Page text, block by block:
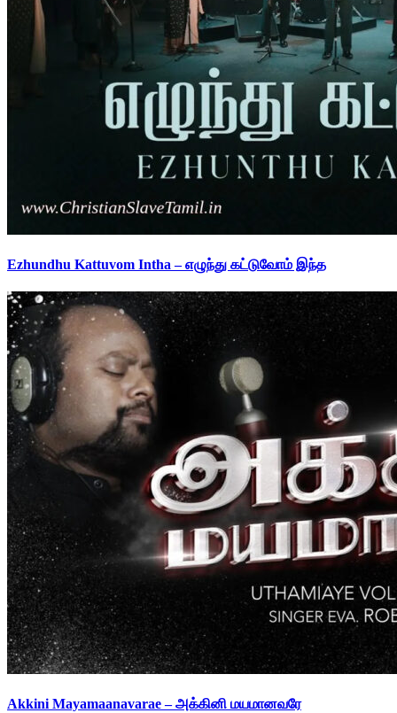
Ezhundhu Kattuvom Intha – எழுந்து கட்டுவோம் இந்த
Akkini Mayamaanavarae – அக்கினி மயமானவரே